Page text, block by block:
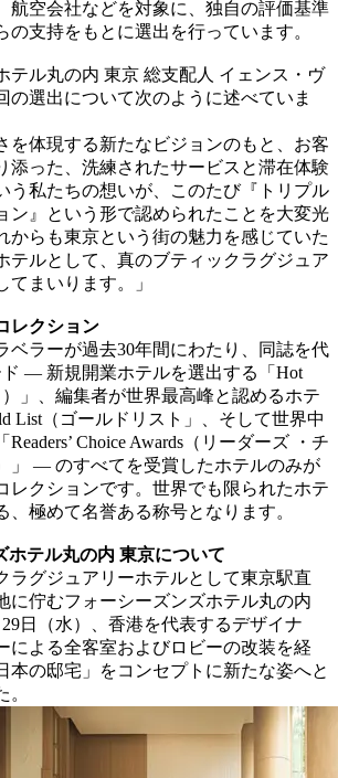
航空会社などを対象に、独自の評価基準
の支持をもとに選出を行っています。
テル丸の内 東京 総支配人 イェンス・ヴ
の選出について次のように述べていま
を体現する新たなビジョンのもと、お客
添った、洗練されたサービスと滞在体験
う私たちの想いが、このたび『トリプル
ン』という形で認められたことを大変光
からも東京という街の魅力を感じていた
テルとして、真のブティックラグジュア
てまいります。」
レクション
ベラーが過去30年間にわたり、同誌を代
― 新規開業ホテルを選出する「Hot
」、編集者が世界最高峰と認めるホテ
List（ゴールドリスト」、そして世界中
Choice Awards（リーダーズ ・チ
」 ― のすべてを受賞したホテルのみが
レクションです。世界でも限られたホテ
、極めて名誉ある称号となります。
ホテル丸の内 東京について
ラグジュアリーホテルとして東京駅直
に佇むフォーシーズンズホテル丸の内
日（水）、香港を代表するデザイナ
による全客室およびロビーの改装を経
本の邸宅」をコンセプトに新たな姿へと